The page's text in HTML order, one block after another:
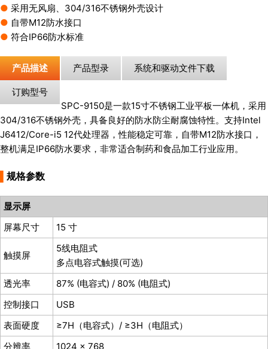
● 采用无风扇、304/316不锈钢外壳设计
● 自带M12防水接口
● 符合IP66防水标准
产品描述 产品型录 系统和驱动文件下载
订购型号
SPC-9150是一款15寸不锈钢工业平板一体机，采用
304/316不锈钢外壳，具备良好的防水防尘耐腐蚀特性。支持Intel
J6412/Core-i5 12代处理器，性能稳定可靠，自带M12防水接口，
整机满足IP66防水要求，非常适合制药和食品加工行业应用。
规格参数
显示屏
屏幕尺寸
15 寸
触摸屏
5线电阻式
多点电容式触摸(可选)
透光率
87% (电容式) / 80% (电阻式)
控制接口
USB
表面硬度
≥7H（电容式） / ≥3H（电阻式）
分辨率
1024 x 768